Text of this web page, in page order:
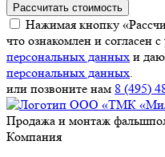
Рассчитать стоимость
Нажимая кнопку
что ознакомлен и согласен
персональных данных и даю
персональных данных.
или позвоните нам 8 (495)
Продажа и монтаж
Компания